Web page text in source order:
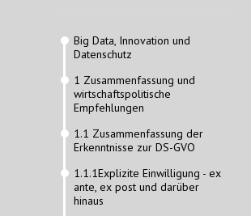
Big Data, Innovation und
Datenschutz
1 Zusammenfassung und
wirtschaftspolitische
Empfehlungen
1.1 Zusammenfassung der
Erkenntnisse zur DS-GVO
1.1.1Explizite Einwilligung - ex
ante, ex post und darüber
hinaus